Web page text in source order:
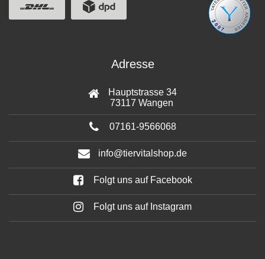
Adresse
Hauptstrasse 34
73117 Wangen
07161-9566068
info@tiervitalshop.de
Folgt uns auf Facebook
Folgt uns auf Instagram